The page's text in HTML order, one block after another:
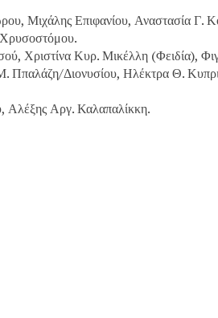
Μιχάλης Επιφανίου, Αναστασία Γ.
Χριστίνα Κυρ. Μικέλλη (Φειδία),
Διονυσίου, Ηλέκτρα Θ.
Αλέξης Αργ. Καλαπαλίκκη.